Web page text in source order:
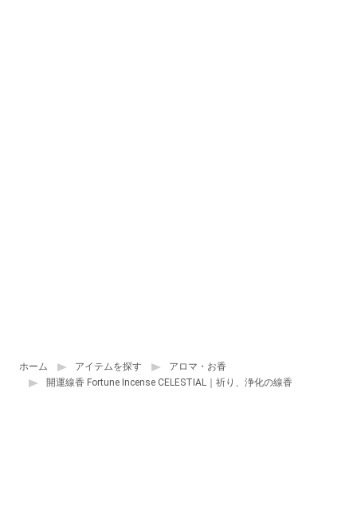
ホーム アイテムを探す
アロマ・お香
開運線香 Fortune Incense CELESTIAL｜祈り、浄化の線香